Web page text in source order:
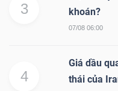
3
khoán?
07/08 06:00
4
Giá dầu
thái của